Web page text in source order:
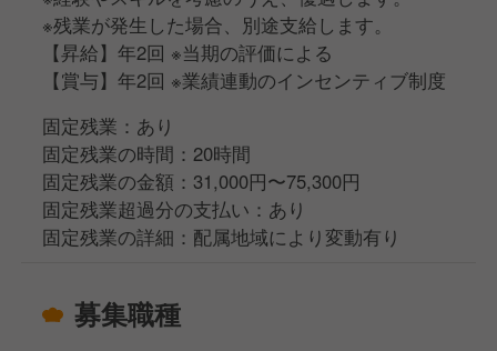
※残業が発生した場合、別途支給します。
【昇給】年2回 ※当期の評価による
【賞与】年2回 ※業績連動のインセンティブ制度
固定残業：あり
固定残業の時間：20時間
固定残業の金額：31,000円〜75,300円
固定残業超過分の支払い：あり
固定残業の詳細：配属地域により変動有り
募集職種